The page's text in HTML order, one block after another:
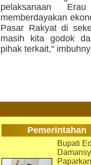
pelaksanaan
memberdayakan
Pasar Rakyat di
masih kita godok
pihak terkait,"
Pemerintahan
Bupati
Paparkan